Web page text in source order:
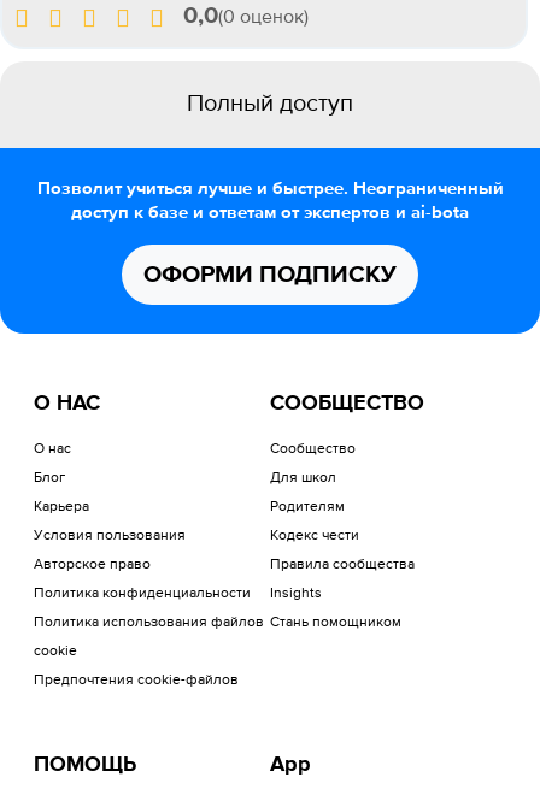
0,0(0 оценок)
Полный доступ
Позволит учиться лучше и быстрее. Неограниченный
доступ к базе и ответам от экспертов и ai-bota
ОФОРМИ ПОДПИСКУ
О НАС
О нас
Блог
Карьера
Условия пользования
Авторское право
Политика конфиденциальности
Политика использования файлов
cookie
Предпочтения cookie-файлов
СООБЩЕСТВО
Сообщество
Для школ
Родителям
Кодекс чести
Правила сообщества
Insights
Стань помощником
ПОМОЩЬ App